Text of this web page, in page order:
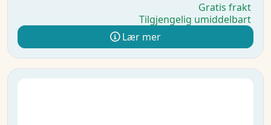
Gratis frakt
Tilgjengelig umiddelbart
Lær mer